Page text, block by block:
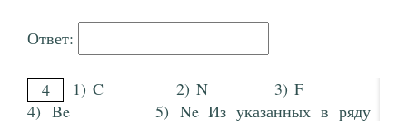
Ответ:
4
1) C 2) N 3) F
4) Be 5) Ne Из указанных в ряду